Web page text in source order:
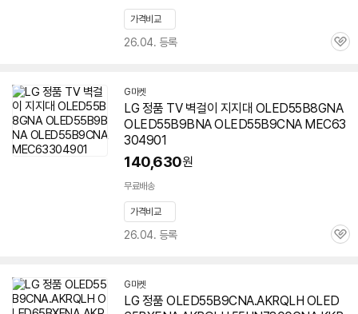
가격비교
26.04. 등록
관
G마켓
LG 정품 TV 벽걸이 지지대 OLED55B8GNA
OLED55B9BNA OLED55B9CNA MEC63
304901
140,630원
무료배송
가격비교
26.04. 등록
관
G마켓
LG 정품 OLED55B9CNA.AKRQLH OLED